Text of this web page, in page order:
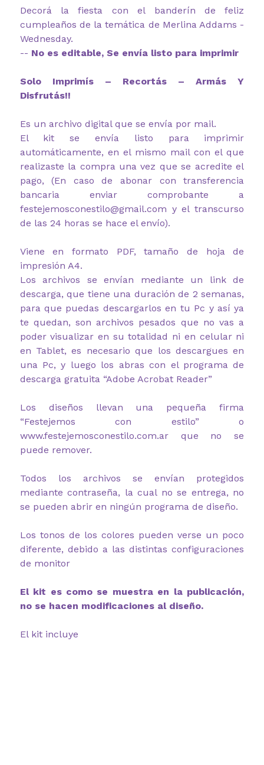
Decorá la fiesta con el banderín de feliz
cumpleaños de la temática de Merlina Addams -
Wednesday.
-- No es editable, Se envía listo para imprimir
Solo Imprimís – Recortás – Armás Y
Disfrutás!!
Es un archivo digital que se envía por mail.
El kit se envía listo para imprimir
automáticamente, en el mismo mail con el que
realizaste la compra una vez que se acredite el
pago, (En caso de abonar con transferencia
bancaria enviar comprobante a
festejemosconestilo@gmail.com y el transcurso
de las 24 horas se hace el envío).
Viene en formato PDF, tamaño de hoja de
impresión A4.
Los archivos se envían mediante un link de
descarga, que tiene una duración de 2 semanas,
para que puedas descargarlos en tu Pc y así ya
te quedan, son archivos pesados que no vas a
poder visualizar en su totalidad ni en celular ni
en Tablet, es necesario que los descargues en
una Pc, y luego los abras con el programa de
descarga gratuita “Adobe Acrobat Reader”
Los diseños llevan una pequeña firma
“Festejemos con estilo” o
www.festejemosconestilo.com.ar que no se
puede remover.
Todos los archivos se envían protegidos
mediante contraseña, la cual no se entrega, no
se pueden abrir en ningún programa de diseño.
Los tonos de los colores pueden verse un poco
diferente, debido a las distintas configuraciones
de monitor
El kit es como se muestra en la publicación,
no se hacen modificaciones al diseño.
El kit incluye